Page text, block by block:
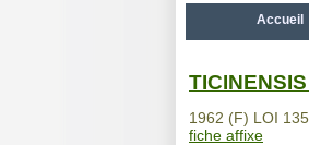
Accueil
1962 (F) LOI
fiche affixe